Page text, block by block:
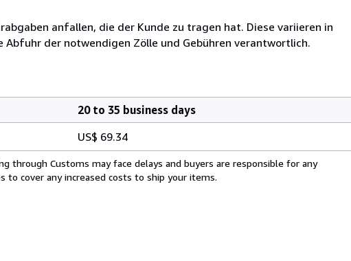
anfallen, die der Kunde zu tragen hat. Diese variieren in
der notwendigen Zölle und Gebühren verantwortlich.
20 to 35 business days
US$ 69.34
through Customs may face delays and buyers are responsible for any
to cover any increased costs to ship your items.